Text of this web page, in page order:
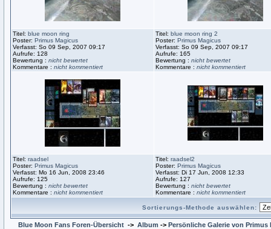
Titel: blue moon ring
Poster: Primus Magicus
Verfasst: So 09 Sep, 2007 09:17
Aufrufe: 128
Bewertung : nicht bewertet
Kommentare : nicht kommentiert
Titel: blue moon ring 2
Poster: Primus Magicus
Verfasst: So 09 Sep, 2007 09:17
Aufrufe: 165
Bewertung : nicht bewertet
Kommentare : nicht kommentiert
Titel: raadsel
Poster: Primus Magicus
Verfasst: Mo 16 Jun, 2008 23:46
Aufrufe: 125
Bewertung : nicht bewertet
Kommentare : nicht kommentiert
Titel: raadsel2
Poster: Primus Magicus
Verfasst: Di 17 Jun, 2008 12:33
Aufrufe: 127
Bewertung : nicht bewertet
Kommentare : nicht kommentiert
Sortierungs-Methode auswählen:
Blue Moon Fans Foren-Übersicht -> Album -> Persönliche Galerie von Primus